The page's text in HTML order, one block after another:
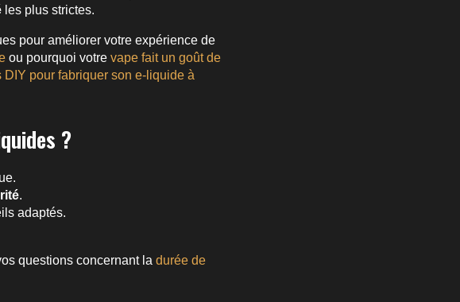
les plus strictes.
pour améliorer votre expérience de
ou pourquoi votre vape fait un goût de
DIY pour fabriquer son e-liquide à
?
.
adaptés.
questions concernant la durée de